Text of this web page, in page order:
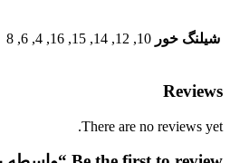
شیلنگ خور 10, 12, 14, 15, 16, 4, 6, 8
Reviews
There are no reviews yet.